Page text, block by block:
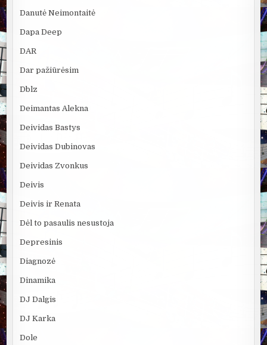
Danutė Neimontaitė
Dapa Deep
DAR
Dar pažiūrėsim
Dblz
Deimantas Alekna
Deividas Bastys
Deividas Dubinovas
Deividas Zvonkus
Deivis
Deivis ir Renata
Dėl to pasaulis nesustoja
Depresinis
Diagnozė
Dinamika
DJ Dalgis
DJ Karka
Dole